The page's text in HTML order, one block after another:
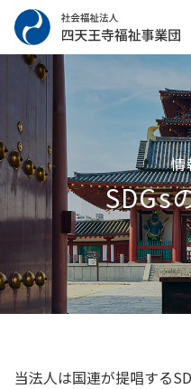
情
SDGs
当法人は国連が提唱する